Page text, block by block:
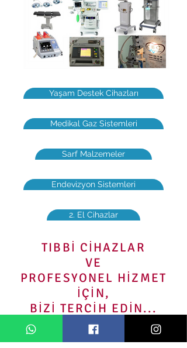
Yaşam Destek Cihazları
Medikal Gaz Sistemleri
Sarf Malzemeler
Endevizyon Sistemleri
2. El Cihazlar
TIBBİ CİHAZLAR
VE
PROFESYONEL HİZMET
İÇİN,
BİZİ TERCİH EDİN...